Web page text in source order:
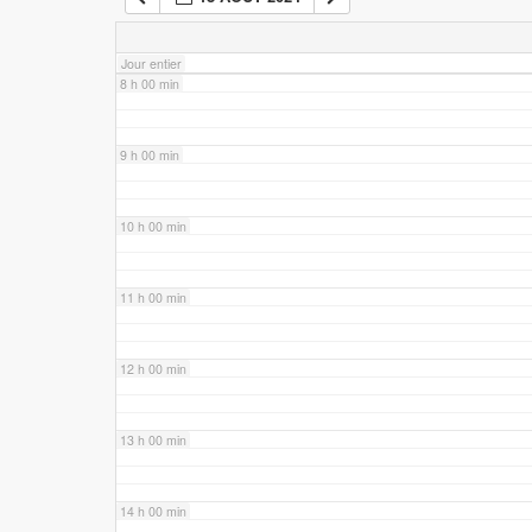
Jour entier
7 h 00 min
8 h 00 min
9 h 00 min
10 h 00 min
11 h 00 min
12 h 00 min
13 h 00 min
14 h 00 min